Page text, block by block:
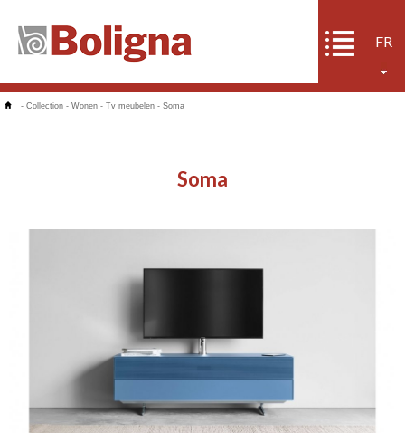
FR
- Collection - Wonen - Tv meubelen - Soma
Soma